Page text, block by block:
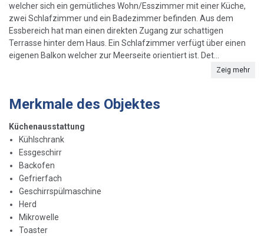
welcher sich ein gemütliches Wohn/Esszimmer mit einer Küche,
zwei Schlafzimmer und ein Badezimmer befinden. Aus dem
Essbereich hat man einen direkten Zugang zur schattigen
Terrasse hinter dem Haus. Ein Schlafzimmer verfügt über einen
eigenen Balkon welcher zur Meerseite orientiert ist. Det...
Zeig mehr
Merkmale des Objektes
Küchenausstattung
Kühlschrank
Essgeschirr
Backofen
Gefrierfach
Geschirrspülmaschine
Herd
Mikrowelle
Toaster